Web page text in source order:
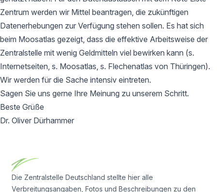
Zentrum werden wir Mittel beantragen, die zukünftigen
Datenerhebungen zur Verfügung stehen sollen. Es hat sich
beim Moosatlas gezeigt, dass die effektive Arbeitsweise der
Zentralstelle mit wenig Geldmitteln viel bewirken kann (s.
Internetseiten, s. Moosatlas, s. Flechenatlas von Thüringen).
Wir werden für die Sache intensiv eintreten.
Sagen Sie uns gerne Ihre Meinung zu unserem Schritt.
Beste Grüße
Dr. Oliver Dürhammer
Die Zentralstelle Deutschland stellte hier alle
Verbreitungsangaben, Fotos und Beschreibungen zu den